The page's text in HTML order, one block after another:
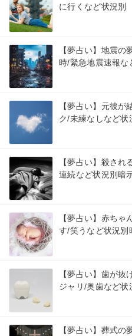
に行くなど状況別
【夢占い】地震
時/緊急地震速報な
【夢占い】元彼
ク/未練なしなど状
【夢占い】殺さ
連続など状況別暗
【夢占い】赤ち
す/笑うなど状況別
【夢占い】歯が抜
ジャリ/奥歯など状
【夢占い】葬式